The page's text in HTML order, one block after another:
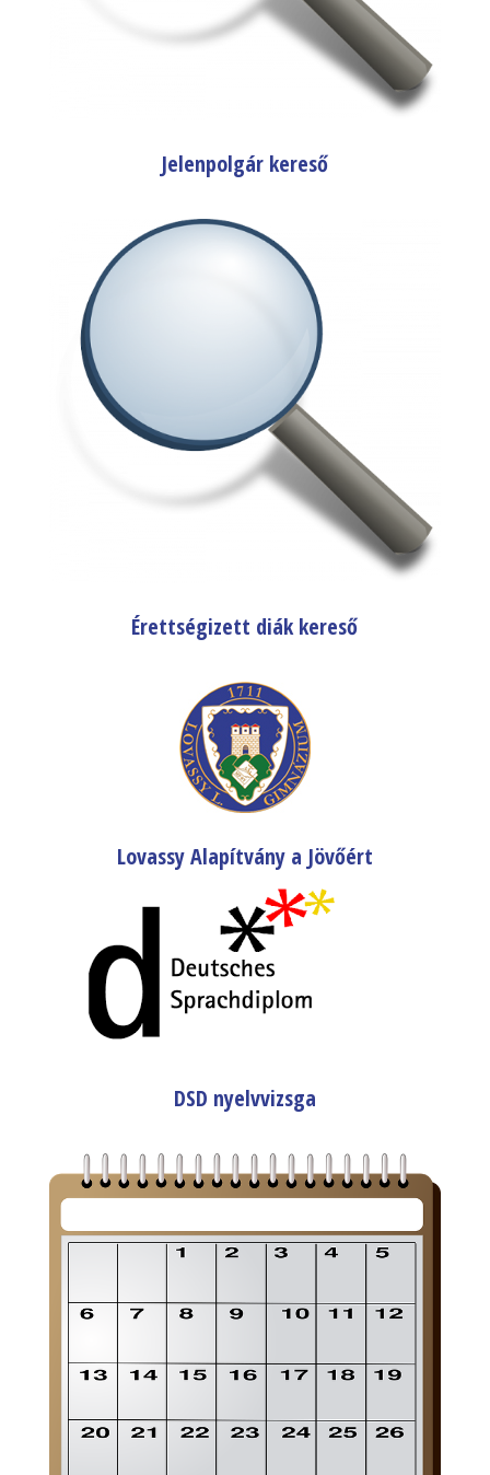
Jelenpolgár kereső
Érettségizett diák kereső
Lovassy Alapítvány a Jövőért
DSD nyelvvizsga